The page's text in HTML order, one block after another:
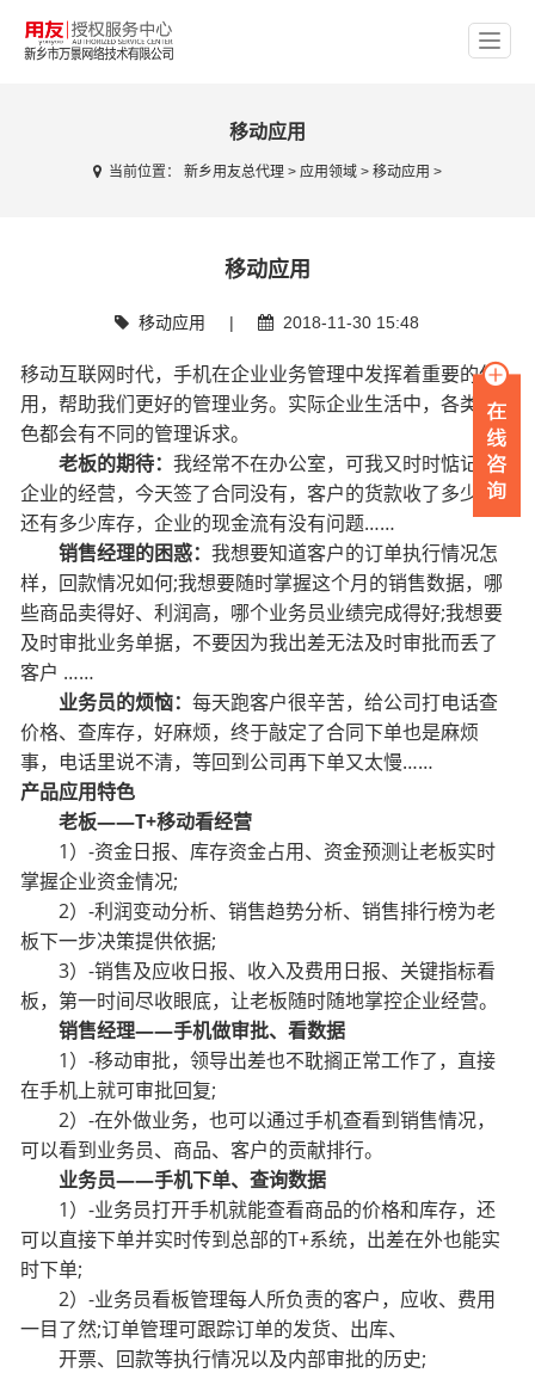
移动应用
当前位置： 新乡用友总代理> 应用领域> 移动应用 >
移动应用
移动应用 | 2018-11-30 15:48
移动互联网时代，手机在企业业务管理中发挥着重要的作
用，帮助我们更好的管理业务。实际企业生活中，各类角
色都会有不同的管理诉求。
老板的期待：我经常不在办公室，可我又时时惦记着
企业的经营，今天签了合同没有，客户的货款收了多少，
还有多少库存，企业的现金流有没有问题……
销售经理的困惑：我想要知道客户的订单执行情况怎
样，回款情况如何;我想要随时掌握这个月的销售数据，哪
些商品卖得好、利润高，哪个业务员业绩完成得好;我想要
及时审批业务单据，不要因为我出差无法及时审批而丢了
客户 ……
业务员的烦恼：每天跑客户很辛苦，给公司打电话查
价格、查库存，好麻烦，终于敲定了合同下单也是麻烦
事，电话里说不清，等回到公司再下单又太慢……
产品应用特色
老板——T+移动看经营
1）-资金日报、库存资金占用、资金预测让老板实时
掌握企业资金情况;
2）-利润变动分析、销售趋势分析、销售排行榜为老
板下一步决策提供依据;
3）-销售及应收日报、收入及费用日报、关键指标看
板，第一时间尽收眼底，让老板随时随地掌控企业经营。
销售经理——手机做审批、看数据
1）-移动审批，领导出差也不耽搁正常工作了，直接
在手机上就可审批回复;
2）-在外做业务，也可以通过手机查看到销售情况，
可以看到业务员、商品、客户的贡献排行。
业务员——手机下单、查询数据
1）-业务员打开手机就能查看商品的价格和库存，还
可以直接下单并实时传到总部的T+系统，出差在外也能实
时下单;
2）-业务员看板管理每人所负责的客户，应收、费用
一目了然;订单管理可跟踪订单的发货、出库、
开票、回款等执行情况以及内部审批的历史;